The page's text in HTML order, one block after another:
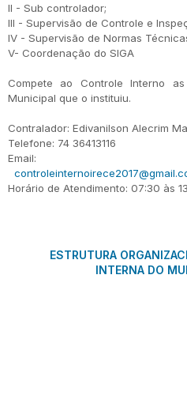
II - Sub controlador;
III - Supervisão de Controle e
IV - Supervisão de Normas
V- Coordenação do SIGA
Compete ao Controle Interno
Municipal que o instituiu.
Contralador: Edivanilson Alecrim
Telefone: 74 36413116
Email:
Horário de Atendimento: 07:30 às
ESTRUTURA
INTERNA DO